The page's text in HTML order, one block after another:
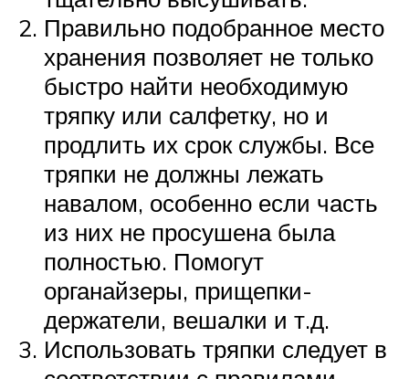
Правильно подобранное место
хранения позволяет не только
быстро найти необходимую
тряпку или салфетку, но и
продлить их срок службы. Все
тряпки не должны лежать
навалом, особенно если часть
из них не просушена была
полностью. Помогут
органайзеры, прищепки-
держатели, вешалки и т.д.
Использовать тряпки следует в